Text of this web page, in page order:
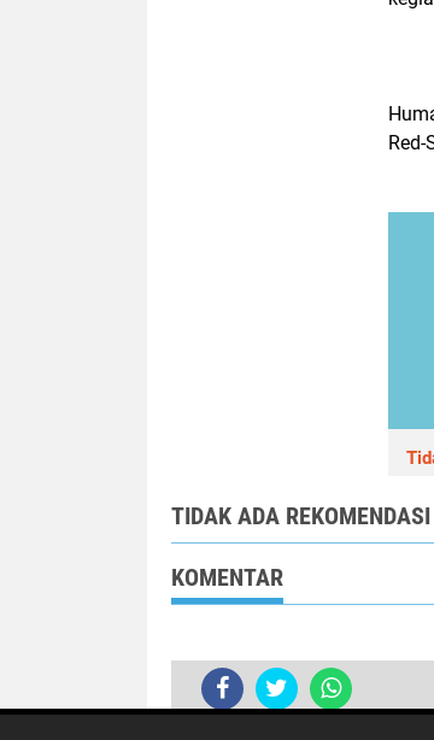
Red-
TIDAK ADA REKOMENDASI
KOMENTAR